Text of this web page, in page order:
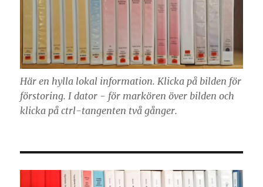
Här en hylla lokal information. Klicka på bilden för
förstoring. I dator - för markören över bilden och
klicka på ctrl-tangenten två gånger.